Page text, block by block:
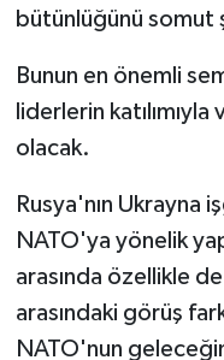
bütünlüğünü somut
Bunun en önemli
liderlerin
olacak.
Rusya'nın Ukrayna
NATO'ya yönelik
arasında özellikle
arasındaki görüş
NATO'nun